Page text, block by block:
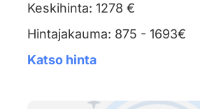
Keskihinta: 1278 €
Hintajakauma: 875 - 1693€
Katso hinta